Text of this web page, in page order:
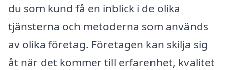
du som kund få en inblick i de olika
tjänsterna och metoderna som används
av olika företag. Företagen kan skilja sig
åt när det kommer till erfarenhet, kvalitet